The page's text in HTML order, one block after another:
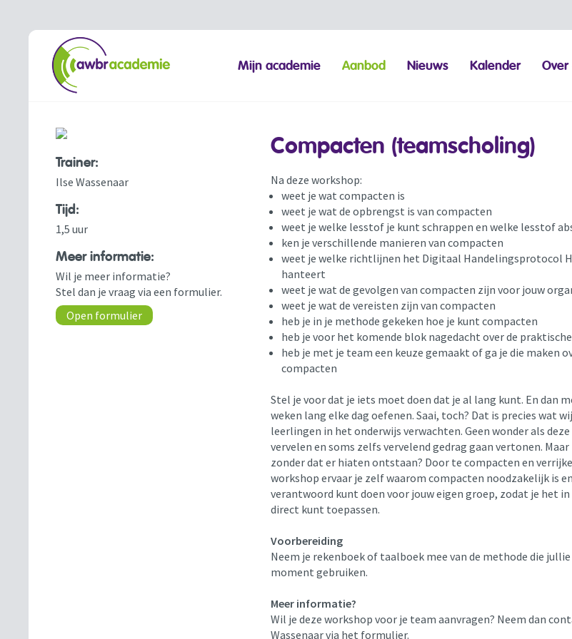
Mijn academie Aanbod Nieuws Kalender
Trainer:
Ilse Wassenaar
Tijd:
1,5 uur
Meer informatie:
Wil je meer informatie?
Stel dan je vraag via een formulier.
Open formulier
Compacten (teamscholing)
Na deze workshop:
weet je wat compacten is
weet je wat de opbrengst is van compacten
weet je welke lesstof je kunt schrappen en welke lesstof
ken je verschillende manieren van compacten
weet je welke richtlijnen het Digitaal Handelingsprotocol
hanteert
weet je wat de gevolgen van compacten zijn voor jouw
weet je wat de vereisten zijn van compacten
heb je in je methode gekeken hoe je kunt compacten
heb je voor het komende blok nagedacht over de
heb je met je team een keuze gemaakt of ga je die maken
compacten
Stel je voor dat je iets moet doen dat je al lang kunt. En dan
weken lang elke dag oefenen. Saai, toch? Dat is precies wat
leerlingen in het onderwijs verwachten. Geen wonder als
vervelen en soms zelfs vervelend gedrag gaan vertonen.
zonder dat er hiaten ontstaan? Door te compacten en
workshop ervaar je zelf waarom compacten noodzakelijk is
verantwoord kunt doen voor jouw eigen groep, zodat je het
direct kunt toepassen.
Voorbereiding
Neem je rekenboek of taalboek mee van de methode die
moment gebruiken.
Meer informatie?
Wil je deze workshop voor je team aanvragen? Neem dan
Wassenaar via het formulier.